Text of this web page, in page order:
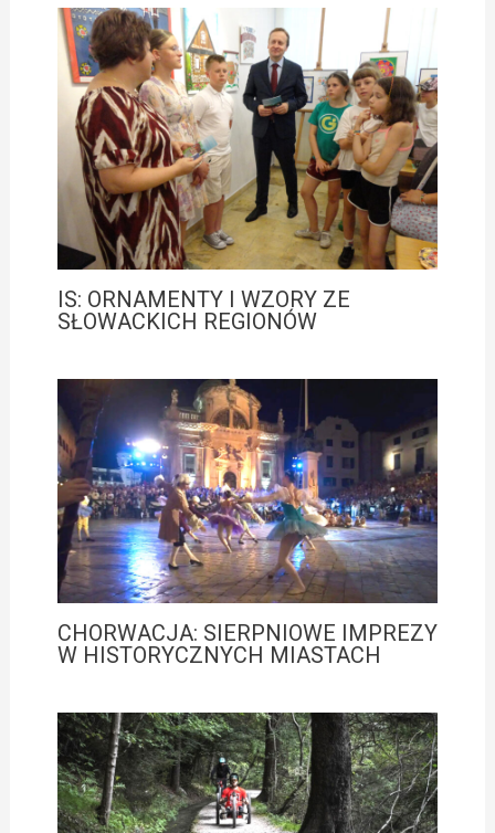
IS: ORNAMENTY I WZORY ZE
SŁOWACKICH REGIONÓW
CHORWACJA: SIERPNIOWE IMPREZY
W HISTORYCZNYCH MIASTACH